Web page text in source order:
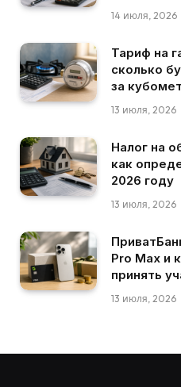
14 июля, 2026
Тариф на
сколько
за
13 июля, 2026
Налог на
как
2026 году
13 июля, 2026
Pro Max и
принять
13 июля, 2026